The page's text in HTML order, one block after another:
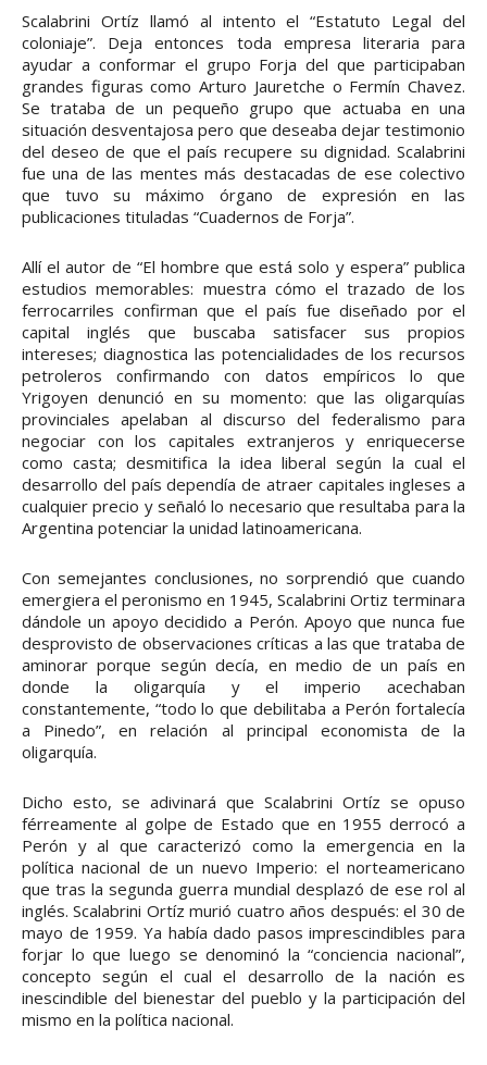
Scalabrini Ortíz llamó al intento el “Estatuto Legal del
coloniaje”. Deja entonces toda empresa literaria para
ayudar a conformar el grupo Forja del que participaban
grandes figuras como Arturo Jauretche o Fermín Chavez.
Se trataba de un pequeño grupo que actuaba en una
situación desventajosa pero que deseaba dejar testimonio
del deseo de que el país recupere su dignidad. Scalabrini
fue una de las mentes más destacadas de ese colectivo
que tuvo su máximo órgano de expresión en las
publicaciones tituladas “Cuadernos de Forja”.
Allí el autor de “El hombre que está solo y espera” publica
estudios memorables: muestra cómo el trazado de los
ferrocarriles confirman que el país fue diseñado por el
capital inglés que buscaba satisfacer sus propios
intereses; diagnostica las potencialidades de los recursos
petroleros confirmando con datos empíricos lo que
Yrigoyen denunció en su momento: que las oligarquías
provinciales apelaban al discurso del federalismo para
negociar con los capitales extranjeros y enriquecerse
como casta; desmitifica la idea liberal según la cual el
desarrollo del país dependía de atraer capitales ingleses a
cualquier precio y señaló lo necesario que resultaba para la
Argentina potenciar la unidad latinoamericana.
Con semejantes conclusiones, no sorprendió que cuando
emergiera el peronismo en 1945, Scalabrini Ortiz terminara
dándole un apoyo decidido a Perón. Apoyo que nunca fue
desprovisto de observaciones críticas a las que trataba de
aminorar porque según decía, en medio de un país en
donde la oligarquía y el imperio acechaban
constantemente, “todo lo que debilitaba a Perón fortalecía
a Pinedo”, en relación al principal economista de la
oligarquía.
Dicho esto, se adivinará que Scalabrini Ortíz se opuso
férreamente al golpe de Estado que en 1955 derrocó a
Perón y al que caracterizó como la emergencia en la
política nacional de un nuevo Imperio: el norteamericano
que tras la segunda guerra mundial desplazó de ese rol al
inglés. Scalabrini Ortíz murió cuatro años después: el 30 de
mayo de 1959. Ya había dado pasos imprescindibles para
forjar lo que luego se denominó la “conciencia nacional”,
concepto según el cual el desarrollo de la nación es
inescindible del bienestar del pueblo y la participación del
mismo en la política nacional.